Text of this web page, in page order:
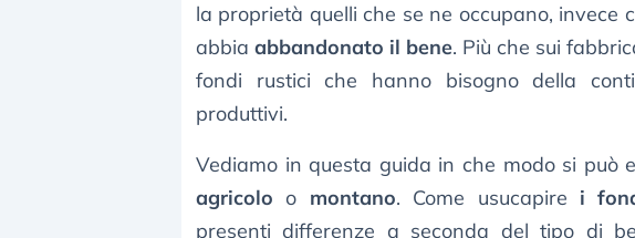
la proprietà quelli che se ne occupano, invece
abbiaabbandonato il bene. Più che sui
fondi rustici che hanno bisogno della
produttivi.
Vediamo in questa guida in che modo si può
agricolo o montano. Come usucapire i
presenti differenze a seconda del tipo di